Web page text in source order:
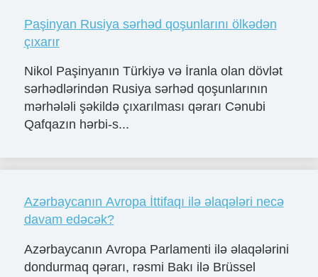
Paşinyan Rusiya sərhəd qoşunlarını ölkədən
çıxarır
Nikol Paşinyanın Türkiyə və İranla olan dövlət
sərhədlərindən Rusiya sərhəd qoşunlarının
mərhələli şəkildə çıxarılması qərarı Cənubi
Qafqazın hərbi-s...
Azərbaycanın Avropa İttifaqı ilə əlaqələri necə
davam edəcək?
Azərbaycanın Avropa Parlamenti ilə əlaqələrini
dondurmaq qərarı, rəsmi Bakı ilə Brüssel